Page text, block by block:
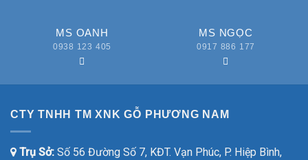
MS OANH
0938 123 405
MS NGỌC
0917 886 177
CTY TNHH TM XNK GỖ PHƯƠNG NAM
Trụ Sở: Số 56 Đường Số 7, KĐT. Vạn Phúc, P. Hiệp Bình,